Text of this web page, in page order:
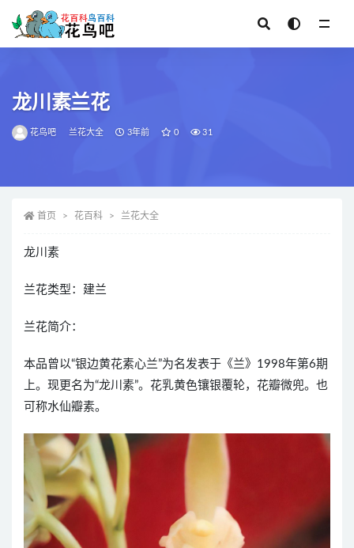
龙川素兰花
花鸟吧 兰花大全 3年前 0 31
首页 花百科 兰花大全
龙川素
兰花类型：建兰
兰花简介：
本品曾以“银边黄花素心兰”为名发表于《兰》1998年第6期
上。现更名为“龙川素”。花乳黄色镶银覆轮，花瓣微兜。也
可称水仙瓣素。